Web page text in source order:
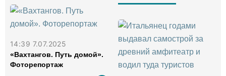
14:39 7.07.2025
«Вахтангов. Путь домой».
Фоторепортаж